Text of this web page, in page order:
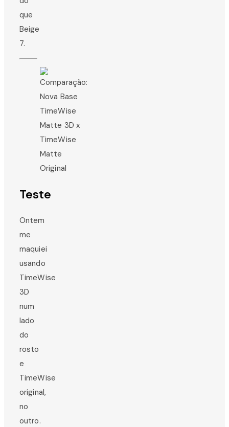
que
Beige
7.
Teste
Ontem
me
maquiei
usando
TimeWise
3D
num
lado
do
rosto
e
TimeWise
original,
no
outro.